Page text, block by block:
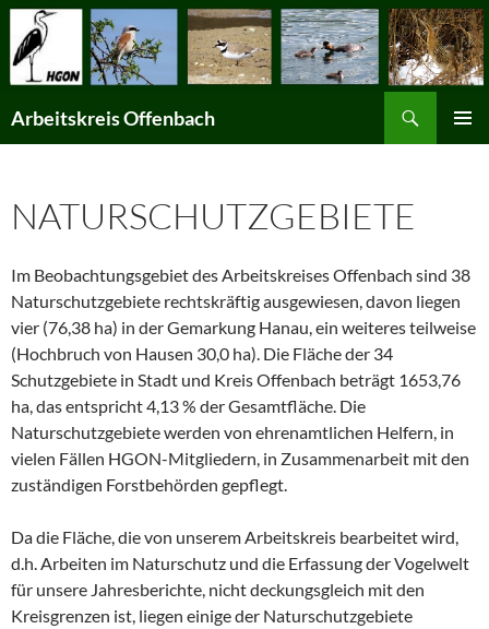
Arbeitskreis Offenbach
NATURSCHUTZGEBIETE
Im Beobachtungsgebiet des Arbeitskreises Offenbach sind 38
Naturschutzgebiete rechtskräftig ausgewiesen, davon liegen
vier (76,38 ha) in der Gemarkung Hanau, ein weiteres teilweise
(Hochbruch von Hausen 30,0 ha). Die Fläche der 34
Schutzgebiete in Stadt und Kreis Offenbach beträgt 1653,76
ha, das entspricht 4,13 % der Gesamtfläche. Die
Naturschutzgebiete werden von ehrenamtlichen Helfern, in
vielen Fällen HGON-Mitgliedern, in Zusammenarbeit mit den
zuständigen Forstbehörden gepflegt.
Da die Fläche, die von unserem Arbeitskreis bearbeitet wird,
d.h. Arbeiten im Naturschutz und die Erfassung der Vogelwelt
für unsere Jahresberichte, nicht deckungsgleich mit den
Kreisgrenzen ist, liegen einige der Naturschutzgebiete